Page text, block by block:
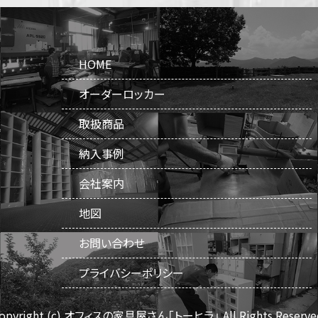
HOME
オーダーロッカー
取扱商品
納入事例
会社案内
地図
お問い合わせ
プライバシーポリシー